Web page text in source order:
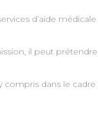
d’aide
il peut
compris dans le